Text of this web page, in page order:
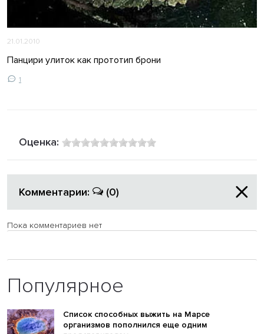
21.01.2010
Панцири улиток как прототип брони
1
Оценка:
Комментарии: (0)
Пока комментариев нет
Популярное
Список способных выжить на Марсе
организмов пополнился еще одним